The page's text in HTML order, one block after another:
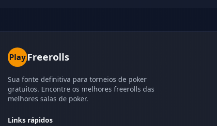
PlayFreerolls
Sua fonte definitiva para torneios de poker
gratuitos. Encontre os melhores freerolls das
melhores salas de poker.
Links rápidos